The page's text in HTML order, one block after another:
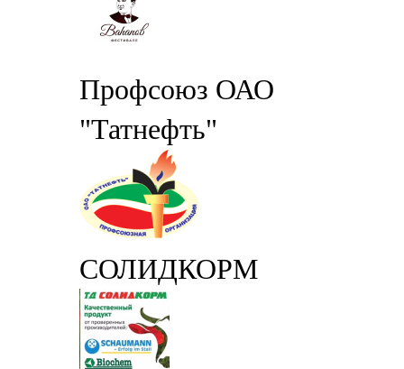
Профсоюз ОАО
"Татнефть"
СОЛИДКОРМ